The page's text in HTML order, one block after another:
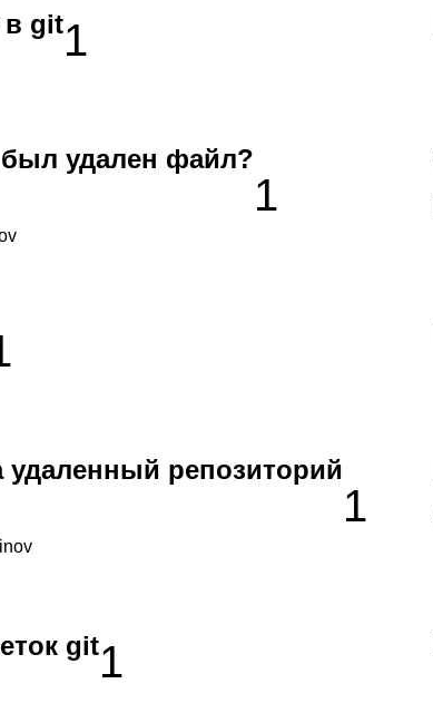
в git1
был удален файл?
1
удаленный репозиторий
1
git1